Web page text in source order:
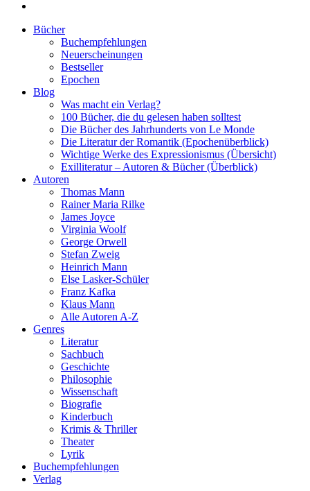
Bücher
Buchempfehlungen
Neuerscheinungen
Bestseller
Epochen
Blog
Was macht ein Verlag?
100 Bücher, die du gelesen haben solltest
Die Bücher des Jahrhunderts von Le Monde
Die Literatur der Romantik (Epochenüberblick)
Wichtige Werke des Expressionismus (Übersicht)
Exilliteratur – Autoren & Bücher (Überblick)
Autoren
Thomas Mann
Rainer Maria Rilke
James Joyce
Virginia Woolf
George Orwell
Stefan Zweig
Heinrich Mann
Else Lasker-Schüler
Franz Kafka
Klaus Mann
Alle Autoren A-Z
Genres
Literatur
Sachbuch
Geschichte
Philosophie
Wissenschaft
Biografie
Kinderbuch
Krimis & Thriller
Theater
Lyrik
Buchempfehlungen
Verlag